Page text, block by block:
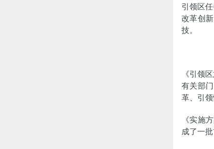
引领区
改革创
技。
《引领
有关部
革、引
《实施
成了一